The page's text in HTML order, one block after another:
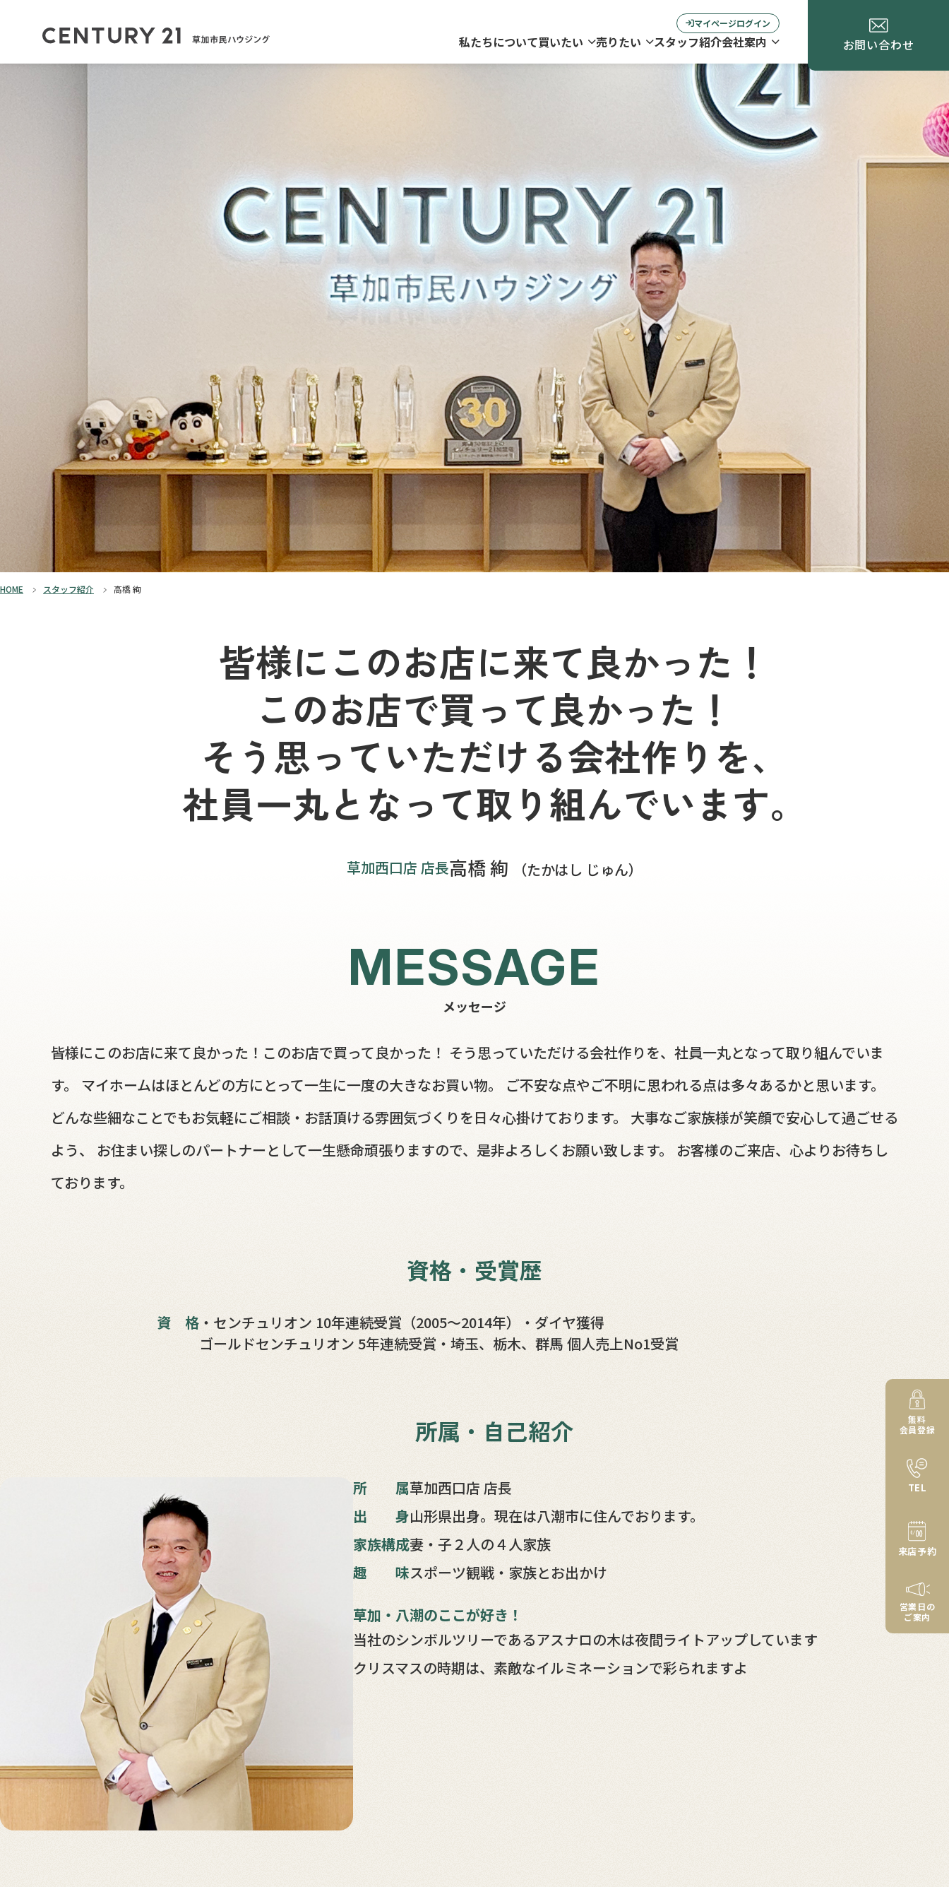
マイページログイン
私たちについて買いたい 売りたい スタッフ紹介会社案内 お問い合わせ
HOME スタッフ紹介 高橋 絢
皆様にこのお店に来て良かった！
このお店で買って良かった！
そう思っていただける会社作りを、
社員一丸となって取り組んでいます。
草加西口店 店長高橋 絢 （たかはし じゅん）
MESSAGE
メッセージ
皆様にこのお店に来て良かった！このお店で買って良かった！ そう思っていただける会社作りを、社員一丸となって取り組んでいま
す。 マイホームはほとんどの方にとって一生に一度の大きなお買い物。 ご不安な点やご不明に思われる点は多々あるかと思います。
どんな些細なことでもお気軽にご相談・お話頂ける雰囲気づくりを日々心掛けております。 大事なご家族様が笑顔で安心して過ごせる
よう、 お住まい探しのパートナーとして一生懸命頑張りますので、是非よろしくお願い致します。 お客様のご来店、心よりお待ちし
ております。
資格・受賞歴
資格 ・センチュリオン 10年連続受賞（2005～2014年）
・ダイヤ獲得
ゴールドセンチュリオン 5年連続受賞 ・埼玉、栃木、群馬 個人売上No1受賞
所属・自己紹介
所属草加西口店 店長
出身山形県出身。現在は八潮市に住んでおります。
家族構成妻・子２人の４人家族
趣味スポーツ観戦・家族とお出かけ
草加・八潮のここが好き！
当社のシンボルツリーであるアスナロの木は夜間ライトアップしています
クリスマスの時期は、素敵なイルミネーションで彩られますよ
無料
会員登録
TEL
来店予約
営業日の
ご案内